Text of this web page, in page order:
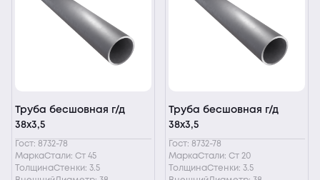
Труба бесшовная г/д
38х3,5
Гост: 8732-78
МаркаСтали: Ст 45
ТолщинаСтенки: 3.5
Труба бесшовная г/д
38х3,5
Гост: 8732-78
МаркаСтали: Ст 20
ТолщинаСтенки: 3.5